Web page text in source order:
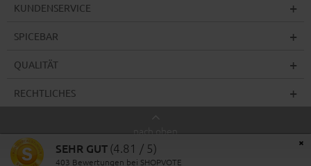
KUNDENSERVICE
SPICEBAR
QUALITÄT
RECHTLICHES
nach oben
© 2026 Spicebar
×
SEHR GUT(4.81 / 5)
403 Bewertungen bei SHOPVOTE